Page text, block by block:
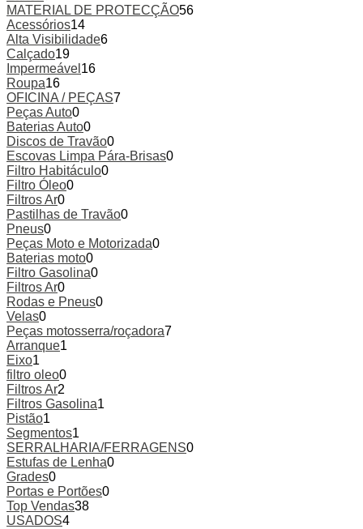
MATERIAL DE PROTECÇÃO56
Acessórios14
Alta Visibilidade6
Calçado19
Impermeável 16
Roupa16
OFICINA / PEÇAS7
Peças Auto0
Baterias Auto0
Discos de Travão0
Escovas Limpa Pára-Brisas0
Filtro Habitáculo0
Filtro Óleo0
Filtros Ar0
Pastilhas de Travão0
Pneus0
Peças Moto e Motorizada0
Baterias moto0
Filtro Gasolina0
Filtros Ar0
Rodas e Pneus0
Velas0
Peças motosserra/roçadora7
Arranque1
Eixo1
filtro oleo0
Filtros Ar2
Filtros Gasolina1
Pistão1
Segmentos1
SERRALHARIA/FERRAGENS0
Estufas de Lenha0
Grades0
Portas e Portões0
Top Vendas38
USADOS4